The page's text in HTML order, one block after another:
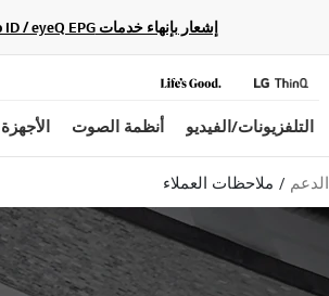
إشعار بإنهاء خدمات Gracenote Music ID / Video ID / eyeQ EPG لأجهزة مشغّل Blu-ray وأنظمة المسرح المنزلي Blu-ray، حيث لن تكون متاحة بعد الآن.
التلفزيونات/الفيديو أنظمة الصوت
الدعم ملاحظات العملاء